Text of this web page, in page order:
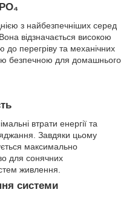
з найбезпечніших серед
відзначається високою
до перегріву та механічних
безпечною для домашнього
втрати енергії та
Завдяки цьому
максимально
для сонячних
живлення.
системи